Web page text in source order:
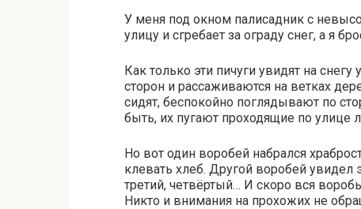
У меня под окном палисадник с
улицу и сгребает за ограду снег, а я
Как только эти пичуги увидят на
сторон и рассаживаются на ветках
сидят, беспокойно поглядывают по
быть, их пугают проходящие по улице
Но вот один воробей набрался
клевать хлеб. Другой воробей увидел
третий, четвёртый… И скоро вся
Никто и внимания на прохожих не